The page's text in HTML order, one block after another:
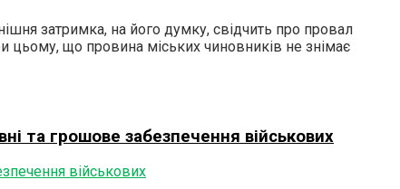
затримка, на його думку, свідчить про провал
цьому, що провина міських чиновників не знімає
та грошове забезпечення військових